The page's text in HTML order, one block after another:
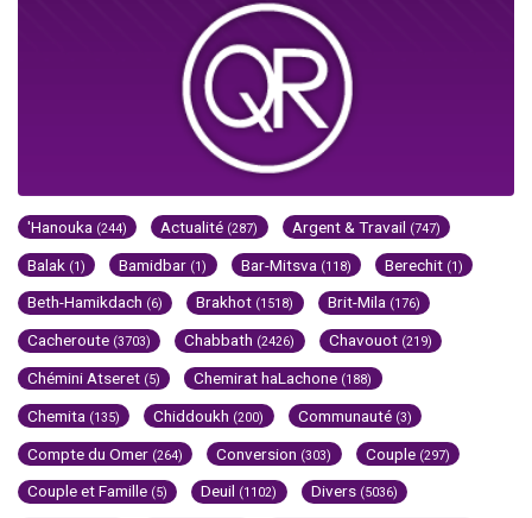
'Hanouka (244) Actualité (287) Argent & Travail (747)
Balak (1) Bamidbar (1) Bar-Mitsva (118) Berechit (1)
Beth-Hamikdach (6) Brakhot (1518) Brit-Mila (176)
Cacheroute (3703) Chabbath (2426) Chavouot (219)
Chémini Atseret (5) Chemirat haLachone (188)
Chemita (135) Chiddoukh (200) Communauté (3)
Compte du Omer (264) Conversion (303) Couple (297)
Couple et Famille (5) Deuil (1102) Divers (5036)